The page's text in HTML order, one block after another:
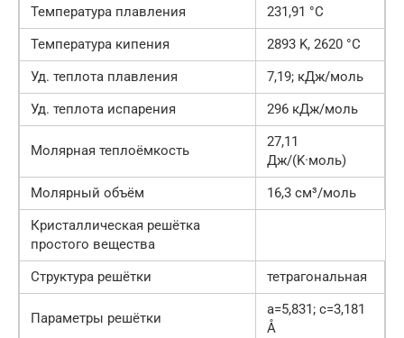
Температура плавления
231,91 °C
Температура кипения
2893 K, 2620 °C
Уд. теплота плавления
7,19; кДж/моль
Уд. теплота испарения
296 кДж/моль
Молярная теплоёмкость
27,11
Дж/(K·моль)
Молярный объём
16,3 см³/моль
Кристаллическая решётка
простого вещества
Структура решётки
тетрагональная
Параметры решётки
a=5,831; c=3,181
Å